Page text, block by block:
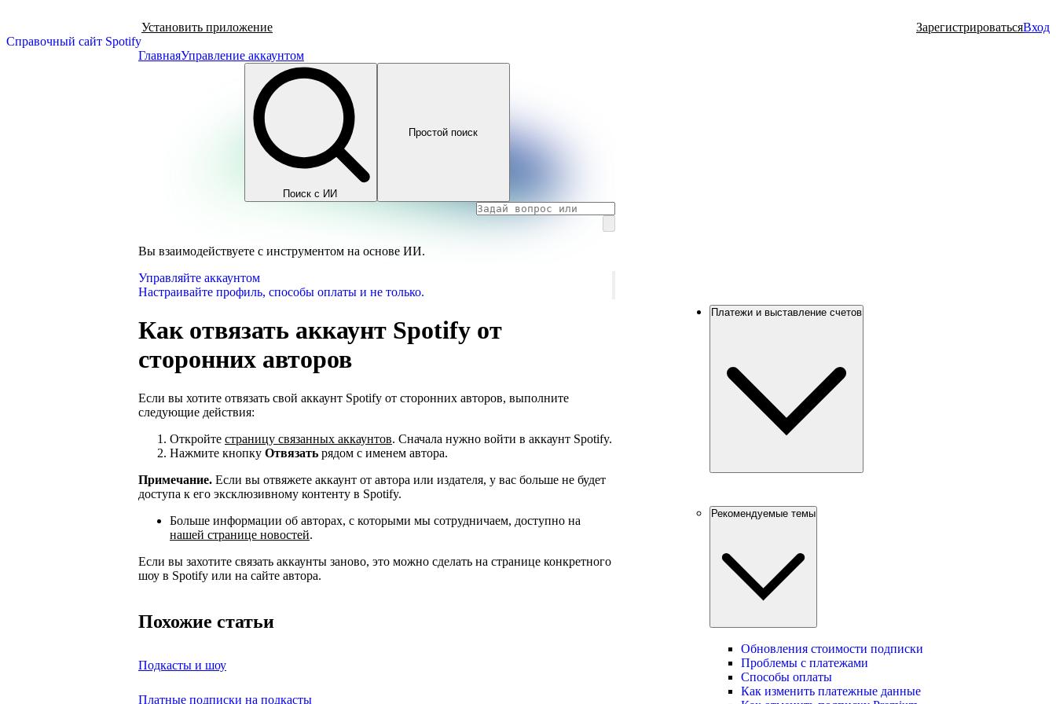
Справочный сайт Spotify
Установить приложение ЗарегистрироватьсяВход
ГлавнаяУправление аккаунтом
Поиск с ИИ
Простой поиск
Вы взаимодействуете с инструментом на основе ИИ.
Управляйте аккаунтом
Настраивайте профиль, способы оплаты и не только.
Как отвязать аккаунт Spotify от
сторонних авторов
Если вы хотите отвязать свой аккаунт Spotify от сторонних авторов, выполните
следующие действия:
Откройте страницу связанных аккаунтов. Сначала нужно войти в аккаунт Spotify.
Нажмите кнопку Отвязать рядом с именем автора.
Примечание. Если вы отвяжете аккаунт от автора или издателя, у вас больше не будет
доступа к его эксклюзивному контенту в Spotify.
Больше информации об авторах, с которыми мы сотрудничаем, доступно на
нашей странице новостей.
Если вы захотите связать аккаунты заново, это можно сделать на странице конкретного
шоу в Spotify или на сайте автора.
Похожие статьи
Подкасты и шоу
Платные подписки на подкасты
Платежи и выставление счетов
Рекомендуемые темы
Обновления стоимости подписки
Проблемы с платежами
Способы оплаты
Как изменить платежные данные